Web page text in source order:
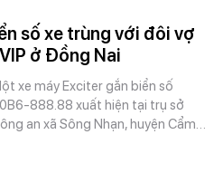
số xe trùng với đôi vợ
ở Đồng Nai
xe máy Exciter gắn biển số
888.88 xuất hiện tại trụ sở
an xã Sông Nhạn, huyện Cẩm…